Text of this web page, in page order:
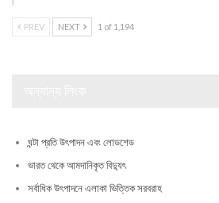
PREV NEXT 1 of 1,194
ঘন্টা প্রতি উৎপাদন এবং লোডশেড
ভারত থেকে আমদানিকৃত বিদ্যুৎ
সর্বাধিক উৎপাদনে এলাকা ভিত্তিক সরবরাহ